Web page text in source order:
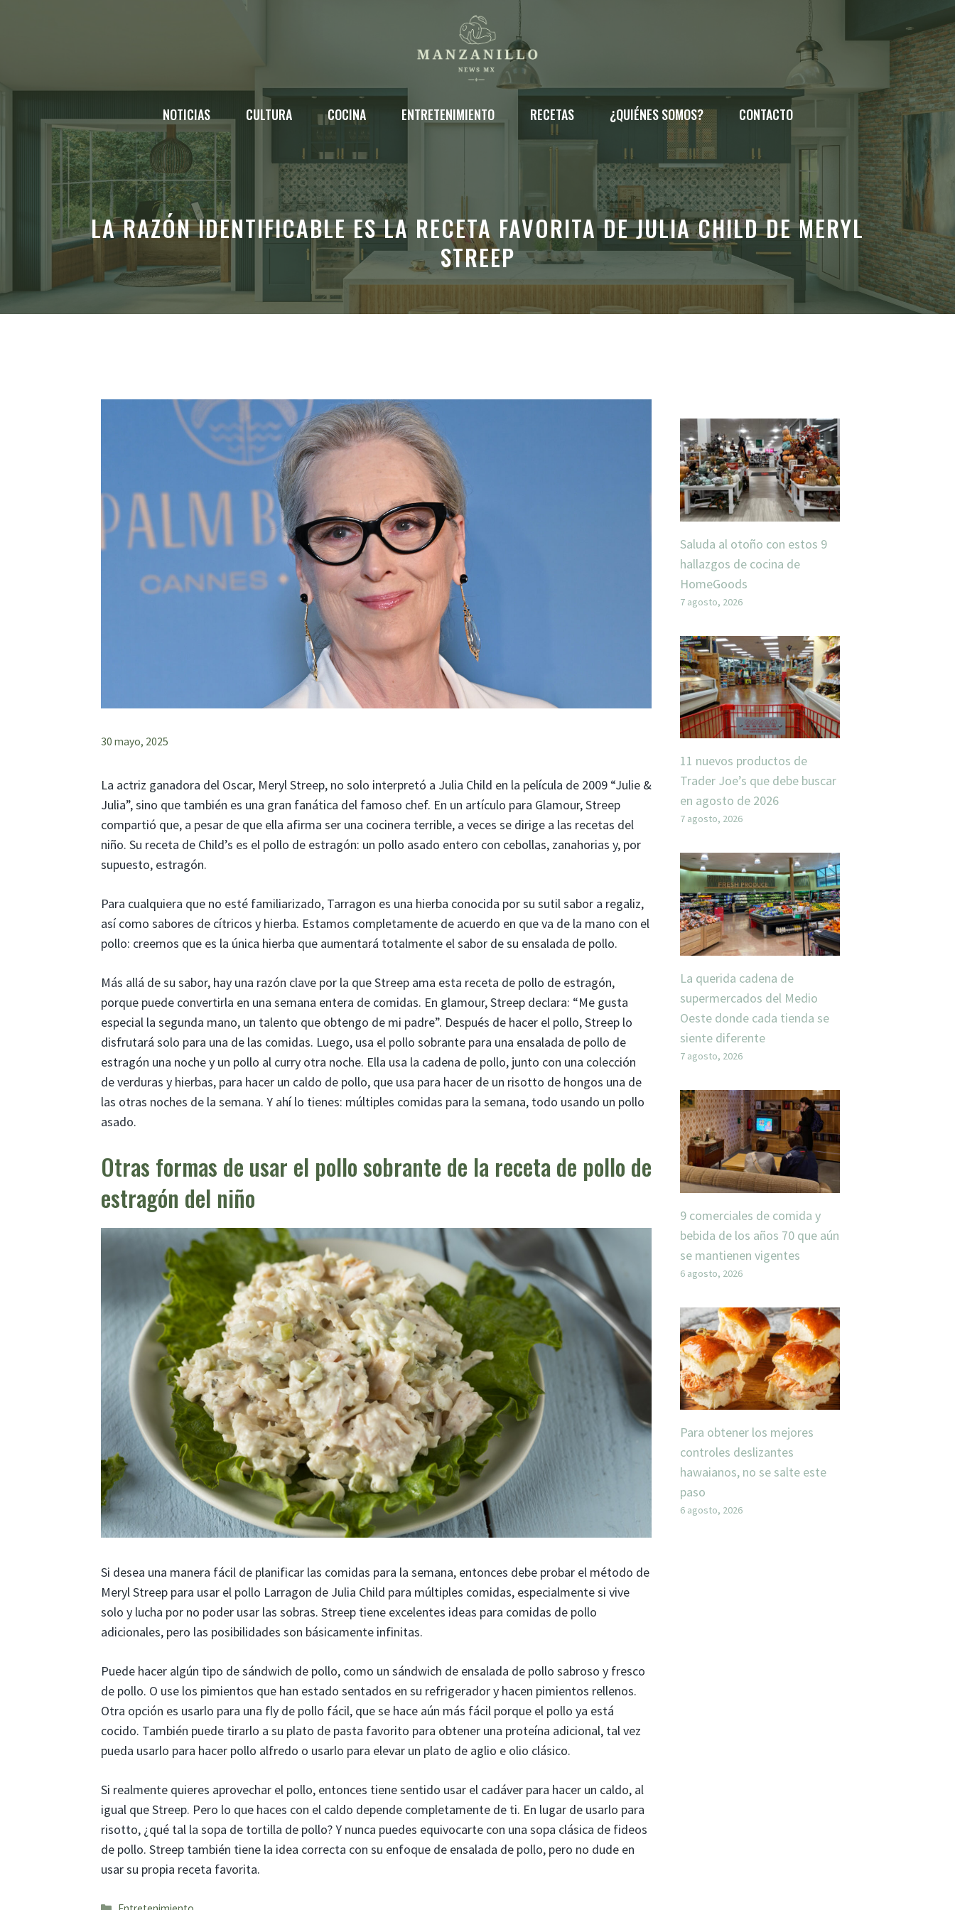
NOTICIAS CULTURA COCINA ENTRETENIMIENTO RECETAS ¿QUIÉNES SOMOS? CONTACTO
LA RAZÓN IDENTIFICABLE ES LA RECETA FAVORITA DE JULIA CHILD DE MERYL
STREEP
30 mayo, 2025
La actriz ganadora del Oscar, Meryl Streep, no solo interpretó a Julia Child en la película de 2009 “Julie &
Julia”, sino que también es una gran fanática del famoso chef. En un artículo para Glamour, Streep
compartió que, a pesar de que ella afirma ser una cocinera terrible, a veces se dirige a las recetas del
niño. Su receta de Child’s es el pollo de estragón: un pollo asado entero con cebollas, zanahorias y, por
supuesto, estragón.
Para cualquiera que no esté familiarizado, Tarragon es una hierba conocida por su sutil sabor a regaliz,
así como sabores de cítricos y hierba. Estamos completamente de acuerdo en que va de la mano con el
pollo: creemos que es la única hierba que aumentará totalmente el sabor de su ensalada de pollo.
Más allá de su sabor, hay una razón clave por la que Streep ama esta receta de pollo de estragón,
porque puede convertirla en una semana entera de comidas. En glamour, Streep declara: “Me gusta
especial la segunda mano, un talento que obtengo de mi padre”. Después de hacer el pollo, Streep lo
disfrutará solo para una de las comidas. Luego, usa el pollo sobrante para una ensalada de pollo de
estragón una noche y un pollo al curry otra noche. Ella usa la cadena de pollo, junto con una colección
de verduras y hierbas, para hacer un caldo de pollo, que usa para hacer de un risotto de hongos una de
las otras noches de la semana. Y ahí lo tienes: múltiples comidas para la semana, todo usando un pollo
asado.
Otras formas de usar el pollo sobrante de la receta de pollo de
estragón del niño
Si desea una manera fácil de planificar las comidas para la semana, entonces debe probar el método de
Meryl Streep para usar el pollo Larragon de Julia Child para múltiples comidas, especialmente si vive
solo y lucha por no poder usar las sobras. Streep tiene excelentes ideas para comidas de pollo
adicionales, pero las posibilidades son básicamente infinitas.
Puede hacer algún tipo de sándwich de pollo, como un sándwich de ensalada de pollo sabroso y fresco
de pollo. O use los pimientos que han estado sentados en su refrigerador y hacen pimientos rellenos.
Otra opción es usarlo para una fly de pollo fácil, que se hace aún más fácil porque el pollo ya está
cocido. También puede tirarlo a su plato de pasta favorito para obtener una proteína adicional, tal vez
pueda usarlo para hacer pollo alfredo o usarlo para elevar un plato de aglio e olio clásico.
Si realmente quieres aprovechar el pollo, entonces tiene sentido usar el cadáver para hacer un caldo, al
igual que Streep. Pero lo que haces con el caldo depende completamente de ti. En lugar de usarlo para
risotto, ¿qué tal la sopa de tortilla de pollo? Y nunca puedes equivocarte con una sopa clásica de fideos
de pollo. Streep también tiene la idea correcta con su enfoque de ensalada de pollo, pero no dude en
usar su propia receta favorita.
Saluda al otoño con estos 9
hallazgos de cocina de
HomeGoods
7 agosto, 2026
11 nuevos productos de
Trader Joe’s que debe buscar
en agosto de 2026
7 agosto, 2026
La querida cadena de
supermercados del Medio
Oeste donde cada tienda se
siente diferente
7 agosto, 2026
9 comerciales de comida y
bebida de los años 70 que aún
se mantienen vigentes
6 agosto, 2026
Para obtener los mejores
controles deslizantes
hawaianos, no se salte este
paso
6 agosto, 2026